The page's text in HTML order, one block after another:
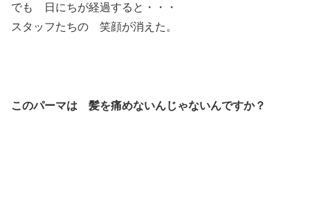
でも 日にちが経過すると・・・
スタッフたちの 笑顔が消えた。
このパーマは 髪を痛めないんじゃないんですか？